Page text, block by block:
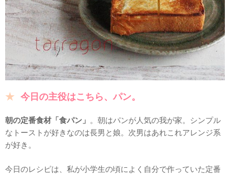
今日の主役はこちら、パン。
朝の定番食材「食パン」 。朝はパンが人気の我が家。シンプル
なトーストが好きなのは長男と娘。次男はあれこれアレンジ系
が好き。
今日のレシピは、私が小学生の頃によく自分で作っていた定番